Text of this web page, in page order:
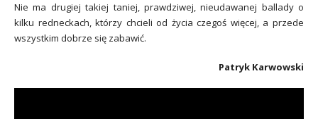
Nie ma drugiejtakiej taniej, prawdziwej, nieudawanej ballady o
kilku redneckach, którzy chcieli od życia czegoś więcej, a przede
wszystkim dobrze się zabawić.
Patryk Karwowski